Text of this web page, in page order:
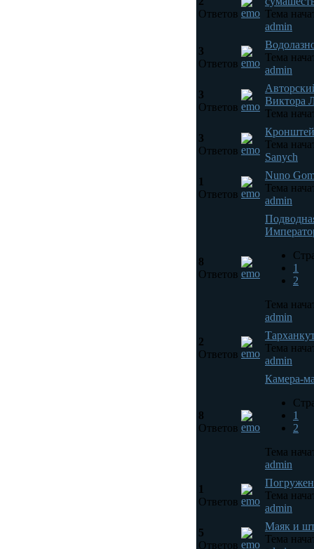
Ответов
Тема
admin
3
Ответов
Тема
admin
3
Ответов
Виктора
Тема
3
Ответов
Тема
Sanych
1
Ответов
Nuno
Тема
admin
8
Ответов
1
2
Тема
admin
2
Ответов
Тема
admin
8
Ответов
Камера-
1
2
Тема
admin
1
Ответов
Тема
admin
5
Ответов
Маяк и
Тема